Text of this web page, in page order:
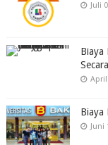
Juli
Biaya
April
Biaya
Juni